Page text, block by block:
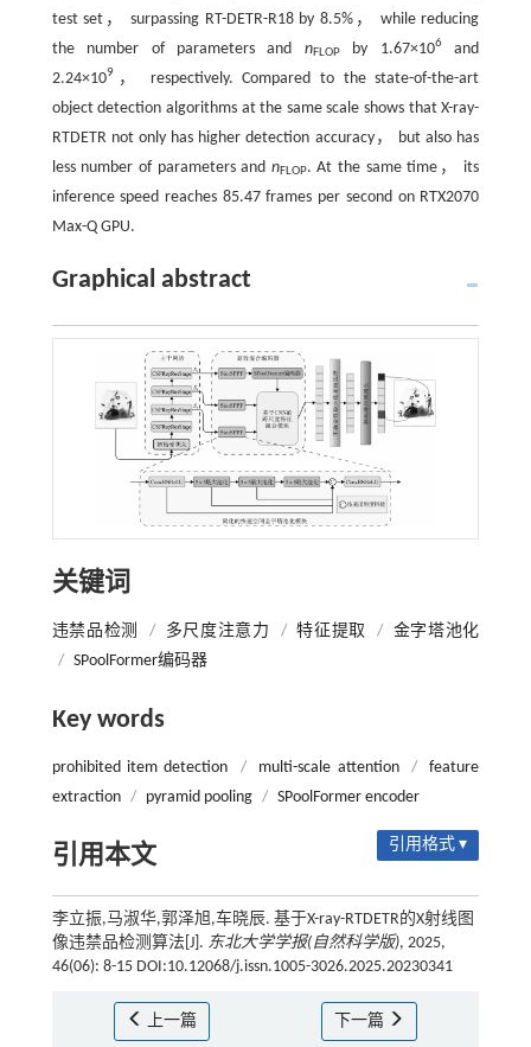
test set， surpassing RT-DETR-R18 by 8.5%， while reducing
the number of parameters and nFLOPby 1.67×106and
2.24×109 ， respectively. Compared to the state-of-the-art
object detection algorithms at the same scale shows that X-ray-
RTDETR not only has higher detection accuracy， but also has
less number of parameters and nFLOP. At the same time， its
inference speed reaches 85.47 frames per second on RTX2070
Max-Q GPU.
Graphical abstract
关键词
违禁品检测 / 多尺度注意力 / 特征提取 /
金字塔池化
/ SPoolFormer编码器
Key words
prohibited item detection / multi-scale attention /
feature
extraction / pyramid pooling / SPoolFormer encoder
引用本文 引用格式 ▾
李立振,马淑华,郭泽旭,车晓辰. 基于X-ray-RTDETR的X射线图
像违禁品检测算法[J]. 东北大学学报(自然科学版), 2025,
46(06): 8-15 DOI:10.12068/j.issn.1005-3026.2025.20230341
上一篇 下一篇